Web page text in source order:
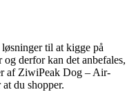
til at kigge på
derfor kan det anbefales,
af ZiwiPeak Dog – Air-
du shopper.